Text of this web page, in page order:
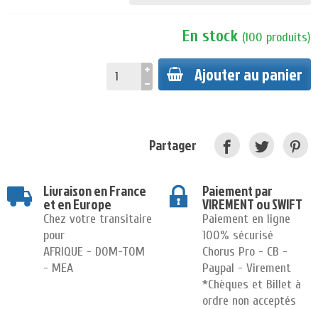
En stock (100 produits)
Ajouter au panier
Partager
Livraison en France
et en Europe
Chez votre transitaire
pour
AFRIQUE - DOM-TOM
- MEA
Paiement par
VIREMENT ou SWIFT
Paiement en ligne
100% sécurisé
Chorus Pro - CB -
Paypal - Virement
*Chèques et Billet à
ordre non acceptés